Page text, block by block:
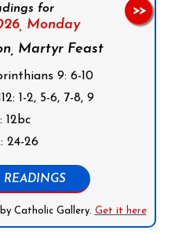
for
Monday
Martyr Feast
9: 6-10
1-2, 5-6, 7-8, 9
12bc
24-26
READINGS
Catholic Gallery. Get it here
>>